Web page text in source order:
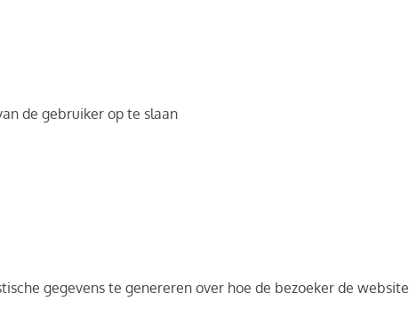
de gebruiker op te slaan
gegevens te genereren over hoe de bezoeker de website